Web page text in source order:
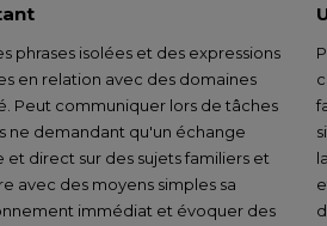
phrases isolées et des expressions
en relation avec des domaines
Peut communiquer lors de tâches
ne demandant qu'un échange
et direct sur des sujets familiers et
avec des moyens simples sa
immédiat et évoquer des